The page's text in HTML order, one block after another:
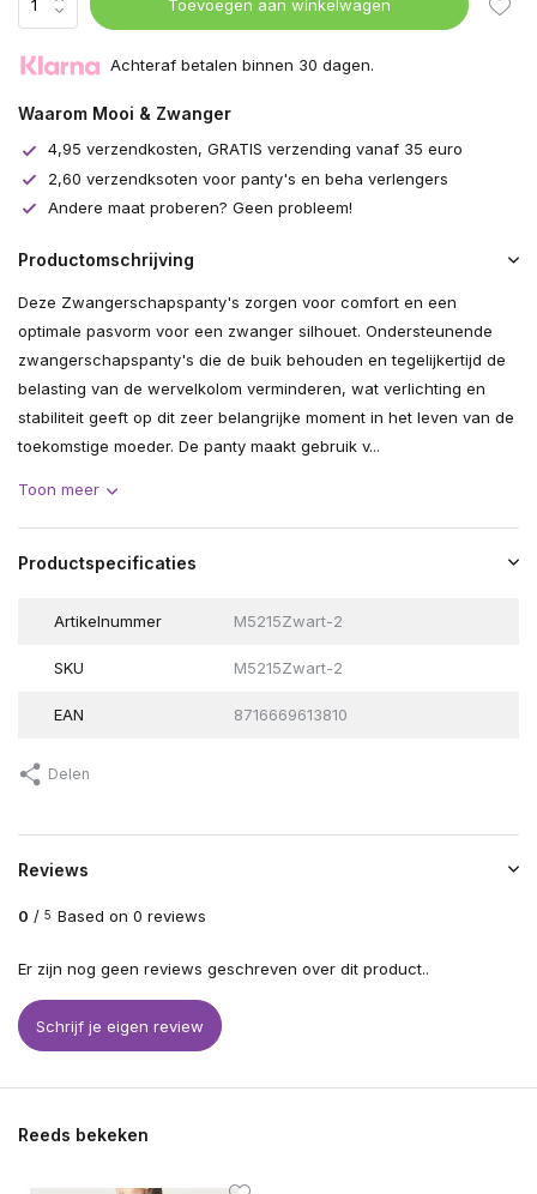
Toevoegen aan winkelwagen
Achteraf betalen binnen 30 dagen.
Waarom Mooi & Zwanger
4,95 verzendkosten, GRATIS verzending vanaf 35 euro
2,60 verzendksoten voor panty's en beha verlengers
Andere maat proberen? Geen probleem!
Productomschrijving
Deze Zwangerschapspanty's zorgen voor comfort en een
optimale pasvorm voor een zwanger silhouet. Ondersteunende
zwangerschapspanty's die de buik behouden en tegelijkertijd de
belasting van de wervelkolom verminderen, wat verlichting en
stabiliteit geeft op dit zeer belangrijke moment in het leven van de
toekomstige moeder. De panty maakt gebruik v...
Toon meer
Productspecificaties
Artikelnummer M5215Zwart-2
SKU M5215Zwart-2
EAN 8716669613810
Delen
Reviews
0 / 5 Based on 0 reviews
Er zijn nog geen reviews geschreven over dit product..
Schrijf je eigen review
Reeds bekeken